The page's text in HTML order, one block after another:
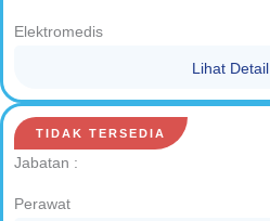
Elektromedis
Lihat Detail
TIDAK TERSEDIA
Jabatan :
Perawat